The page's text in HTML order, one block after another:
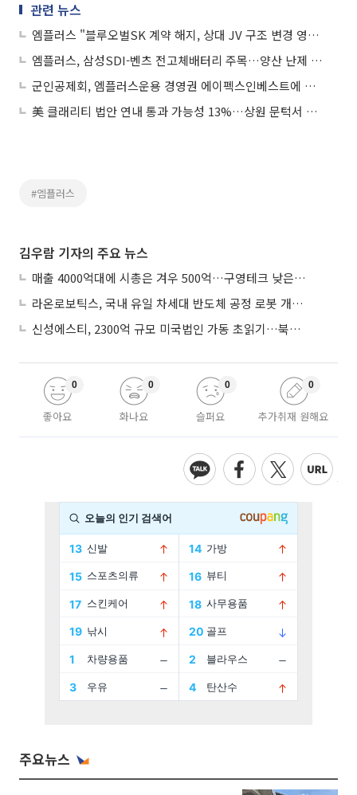
관련 뉴스
엠플러스 "블루오벌SK 계약 해지, 상대 JV 구조 변경 영향으로 귀책 아냐"
엠플러스, 삼성SDI-벤츠 전고체배터리 주목…양산 난제 극복 기술 개발 부각에 상승세
군인공제회, 엠플러스운용 경영권 에이펙스인베스트에 매각
美 클래리티 법안 연내 통과 가능성 13%…상원 문턱서 제동
#엠플러스
김우람 기자의 주요 뉴스
매출 4000억대에 시총은 겨우 500억…구영테크 낮은 몸값에 저가 승계 마무리
라온로보틱스, 국내 유일 차세대 반도체 공정 로봇 개발 ‘고객사 테스트 진행’
신성에스티, 2300억 규모 미국법인 가동 초읽기…북미 ESS 공략 본격화
좋아요
0
화나요
0
슬퍼요
0
추가취재 원해요
0
주요뉴스